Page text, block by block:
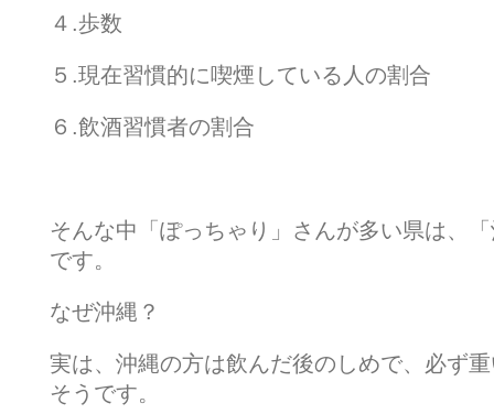
４.歩数
５.現在習慣的に喫煙している人の割合
６.飲酒習慣者の割合
そんな中「ぽっちゃり」さんが多い県は、
です。
なぜ沖縄？
実は、沖縄の方は飲んだ後のしめで、必ず
そうです。